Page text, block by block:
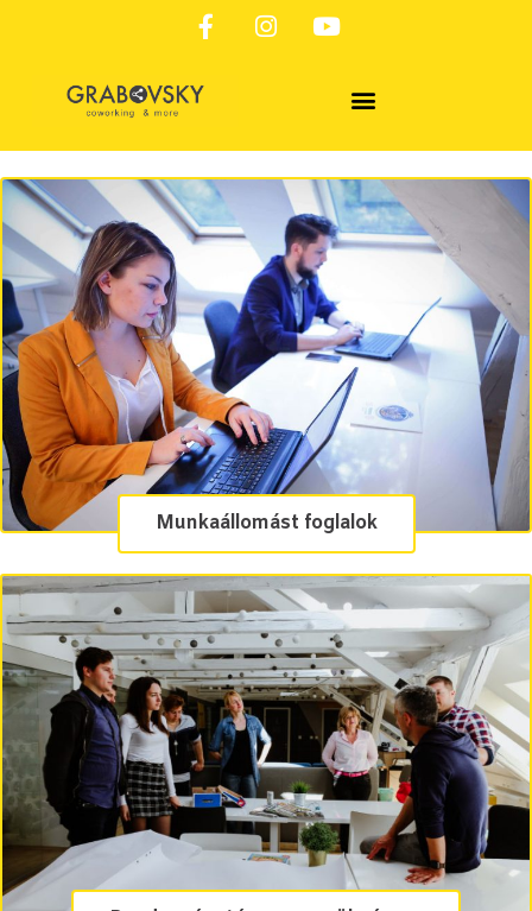
Munkaállomást foglalok